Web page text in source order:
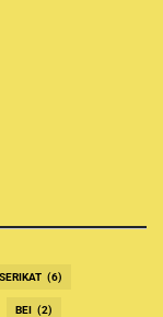
(6)
BEI (2)